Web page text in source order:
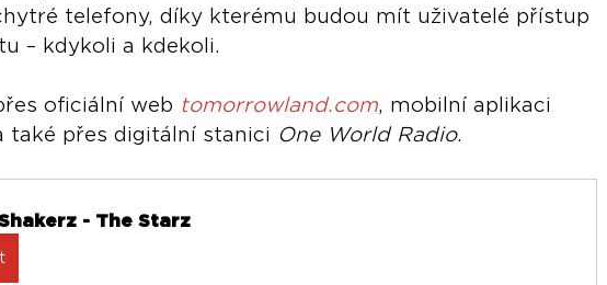
telefony, díky kterému budou mít uživatelé přístup
– kdykoli a kdekoli.
oficiální web tomorrowland.com, mobilní aplikaci
také přes digitální stanici One World Radio.
- The Starz